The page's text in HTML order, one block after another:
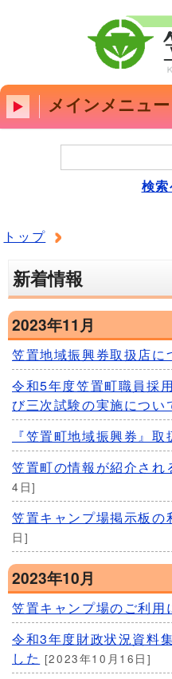
メインメニュー
検
トップ
新着情報
2023年11月
笠置地域振興券取扱店に
令和5年度笠置町職員採
び三次試験の実施につい
『笠置町地域振興券』取
笠置町の情報が紹介され
4日]
笠置キャンプ場掲示板の
日]
2023年10月
笠置キャンプ場のご利用
令和3年度財政状況資料
した [2023年10月16日]